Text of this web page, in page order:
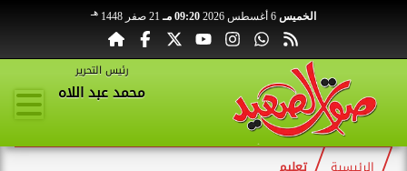
الخميس 09:20 مـ 21 صفر 1448 هـ
رئيس التحرير
محمد عبد اللاه